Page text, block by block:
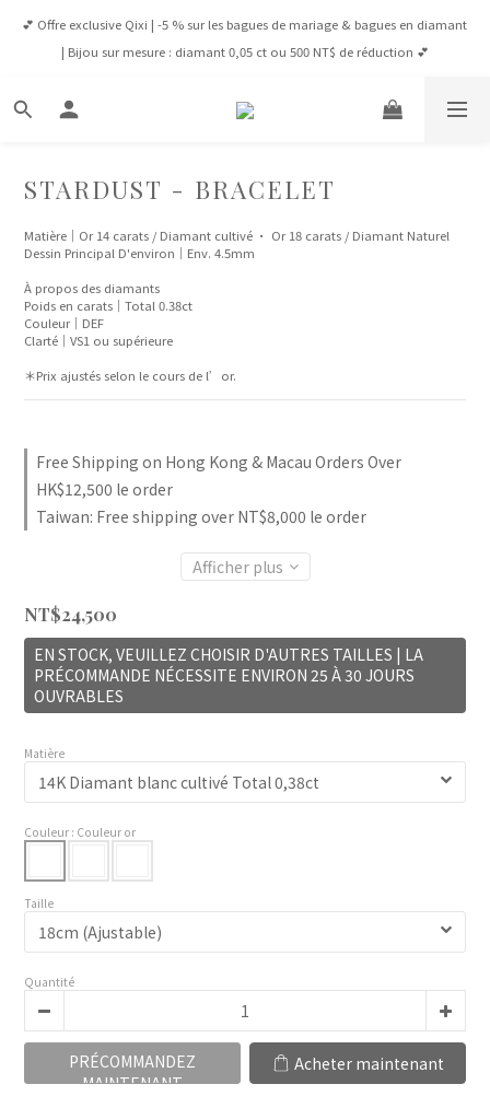
💕 Offre exclusive Qixi | -5 % sur les bagues de mariage & bagues en diamant
| Bijou sur mesure : diamant 0,05 ct ou 500 NT$ de réduction 💕
💕 Offre exclusive Qixi | -5 % sur les bagues de mariage & bagues en diamant
| Bijou sur mesure : diamant 0,05 ct ou 500 NT$ de réduction 💕
Connexion Membre 💎 À partir de NT$65,000, VIP -5 % toute l’année / À
Monde dès 1 600 USD
💕 Offre exclusive Qixi | -5 % sur les bagues de mariage & bagues en diamant
| Bijou sur mesure : diamant 0,05 ct ou 500 NT$ de réduction 💕
STARDUST - BRACELET
Matière｜Or 14 carats / Diamant cultivé · Or 18 carats / Diamant Naturel
Dessin Principal D'environ｜Env. 4.5mm
À propos des diamants
Poids en carats｜Total 0.38ct
Couleur｜DEF
Clarté｜VS1 ou supérieure
＊Prix ajustés selon le cours de l’or.
Free Shipping on Hong Kong & Macau Orders Over
HK$12,500 le order
Taiwan: Free shipping over NT$8,000 le order
Afficher plus
NT$24,500
EN STOCK, VEUILLEZ CHOISIR D'AUTRES TAILLES | LA
PRÉCOMMANDE NÉCESSITE ENVIRON 25 À 30 JOURS
OUVRABLES
Matière
Couleur : Couleur or
Taille
Quantité
PRÉCOMMANDEZ
MAINTENANT
Acheter maintenant